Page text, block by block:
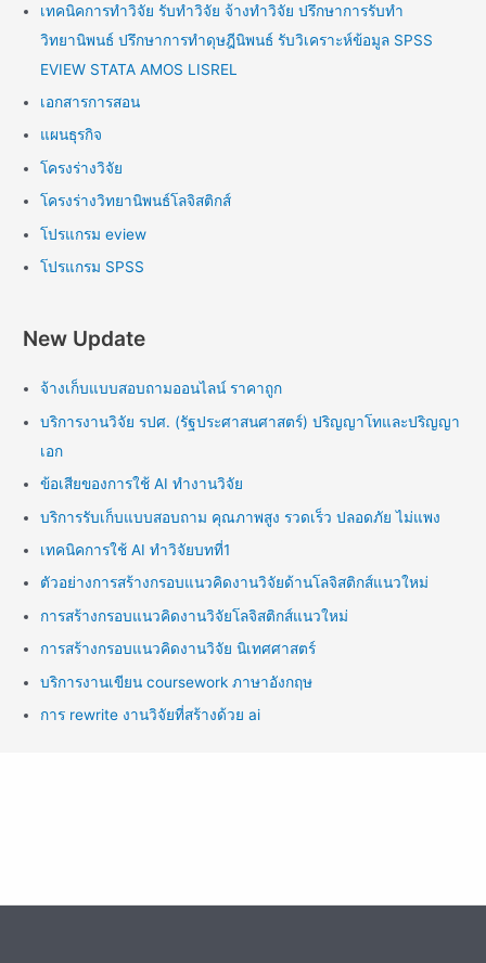
เทคนิคการทำวิจัย รับทำวิจัย จ้างทำวิจัย ปรึกษาการรับทำ
วิทยานิพนธ์ ปรึกษาการทำดุษฎีนิพนธ์ รับวิเคราะห์ข้อมูล SPSS
EVIEW STATA AMOS LISREL
เอกสารการสอน
แผนธุรกิจ
โครงร่างวิจัย
โครงร่างวิทยานิพนธ์โลจิสติกส์
โปรแกรม eview
โปรแกรม SPSS
New Update
จ้างเก็บแบบสอบถามออนไลน์ ราคาถูก
บริการงานวิจัย รปศ. (รัฐประศาสนศาสตร์) ปริญญาโทและปริญญา
เอก
ข้อเสียของการใช้ AI ทำงานวิจัย
บริการรับเก็บแบบสอบถาม คุณภาพสูง รวดเร็ว ปลอดภัย ไม่แพง
เทคนิคการใช้ AI ทำวิจัยบทที่1
ตัวอย่างการสร้างกรอบแนวคิดงานวิจัยด้านโลจิสติกส์แนวใหม่
การสร้างกรอบแนวคิดงานวิจัยโลจิสติกส์แนวใหม่
การสร้างกรอบแนวคิดงานวิจัย นิเทศศาสตร์
บริการงานเขียน coursework ภาษาอังกฤษ
การ rewrite งานวิจัยที่สร้างด้วย ai